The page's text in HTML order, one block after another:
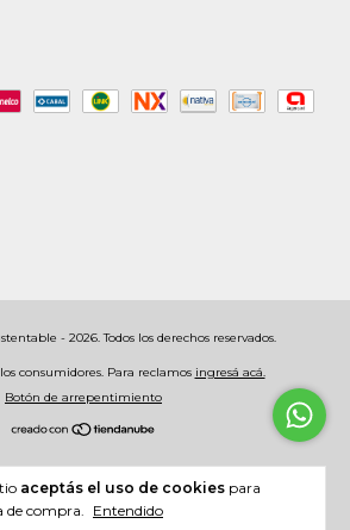
aceptás el uso de cookies para
de compra.
Entendido
- 2026. Todos los derechos reservados.
consumidores. Para reclamos ingresá acá.
Botón de arrepentimiento